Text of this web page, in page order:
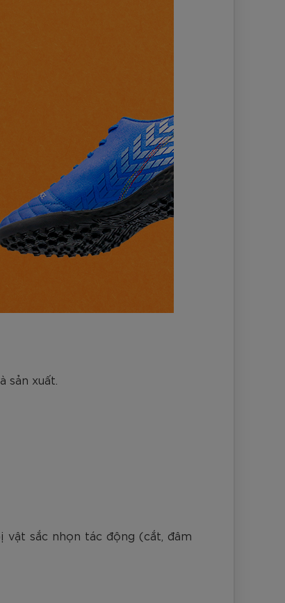
sản xuất.
vật sắc nhọn tác động (cắt, đâm